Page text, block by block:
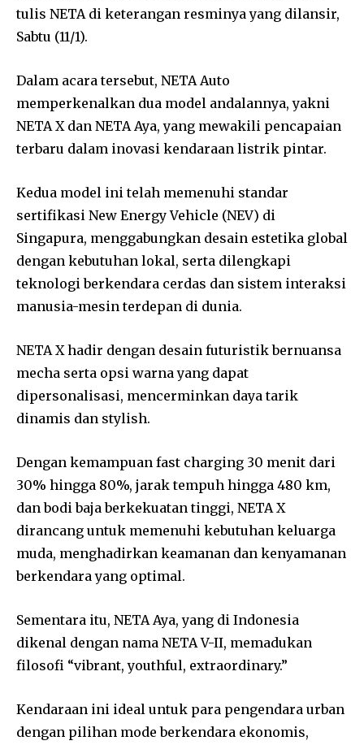
tulis NETA di keterangan resminya yang dilansir,
Sabtu (11/1).
Dalam acara tersebut, NETA Auto
memperkenalkan dua model andalannya, yakni
NETA X dan NETA Aya, yang mewakili pencapaian
terbaru dalam inovasi kendaraan listrik pintar.
Kedua model ini telah memenuhi standar
sertifikasi New Energy Vehicle (NEV) di
Singapura, menggabungkan desain estetika global
dengan kebutuhan lokal, serta dilengkapi
teknologi berkendara cerdas dan sistem interaksi
manusia-mesin terdepan di dunia.
NETA X hadir dengan desain futuristik bernuansa
mecha serta opsi warna yang dapat
dipersonalisasi, mencerminkan daya tarik
dinamis dan stylish.
Dengan kemampuan fast charging 30 menit dari
30% hingga 80%, jarak tempuh hingga 480 km,
dan bodi baja berkekuatan tinggi, NETA X
dirancang untuk memenuhi kebutuhan keluarga
muda, menghadirkan keamanan dan kenyamanan
berkendara yang optimal.
Sementara itu, NETA Aya, yang di Indonesia
dikenal dengan nama NETA V-II, memadukan
filosofi “vibrant, youthful, extraordinary.”
Kendaraan ini ideal untuk para pengendara urban
dengan pilihan mode berkendara ekonomis,